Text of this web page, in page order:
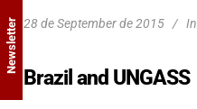
28 de September de 2015 In
Brazil and UNGASS
Newsletter